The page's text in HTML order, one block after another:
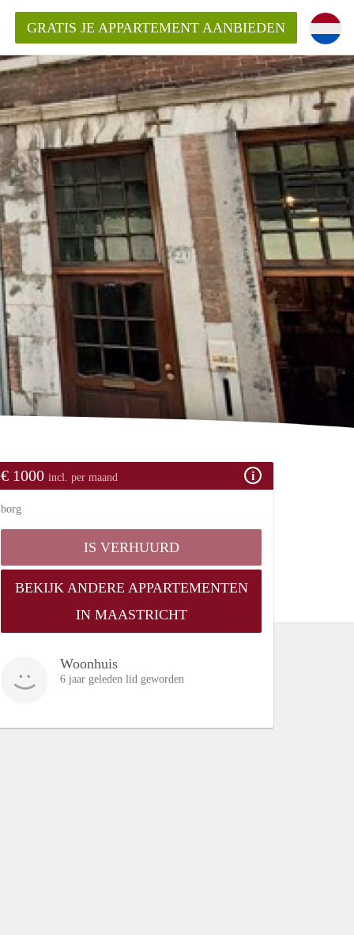
in Maastricht?
GRATIS JE APPARTEMENT AANBIEDEN
€ 1000 incl. per maand
borg
IS VERHUURD
BEKIJK ANDERE APPARTEMENTEN
IN MAASTRICHT
Woonhuis
6 jaar geleden lid geworden